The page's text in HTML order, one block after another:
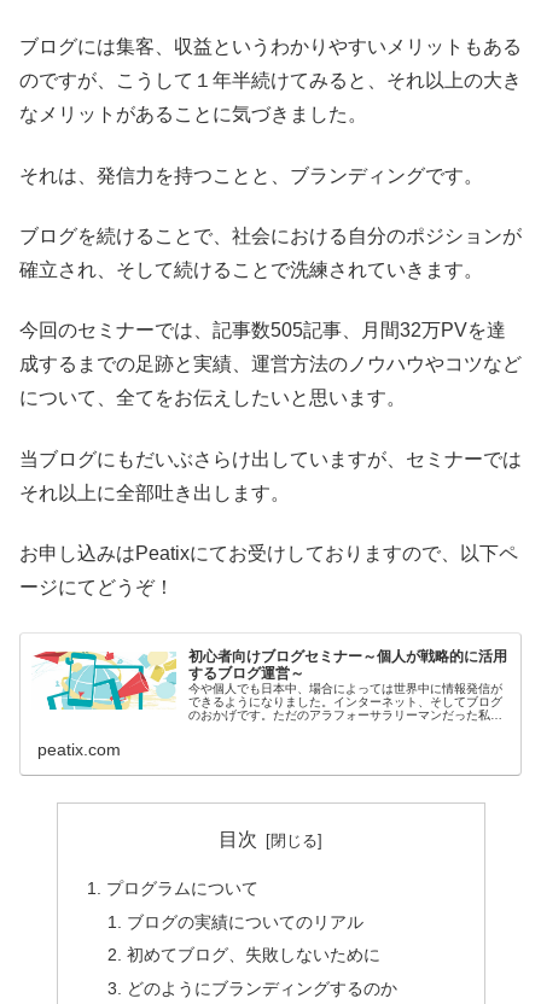
ブログには集客、収益というわかりやすいメリットもある
のですが、こうして１年半続けてみると、それ以上の大き
なメリットがあることに気づきました。
それは、発信力を持つことと、ブランディングです。
ブログを続けることで、社会における自分のポジションが
確立され、そして続けることで洗練されていきます。
今回のセミナーでは、記事数505記事、月間32万PVを達
成するまでの足跡と実績、運営方法のノウハウやコツなど
について、全てをお伝えしたいと思います。
当ブログにもだいぶさらけ出していますが、セミナーでは
それ以上に全部吐き出します。
お申し込みはPeatixにてお受けしておりますので、以下ペ
ージにてどうぞ！
初心者向けブログセミナー～個人が戦略的に活用
するブログ運営～
今や個人でも日本中、場合によっては世界中に情報発信が
できるようになりました。インターネット、そしてブログ
のおかげです。ただのアラフォーサラリーマンだった私で
peatix.com
目次
プログラムについて
ブログの実績についてのリアル
初めてブログ、失敗しないために
どのようにブランディングするのか